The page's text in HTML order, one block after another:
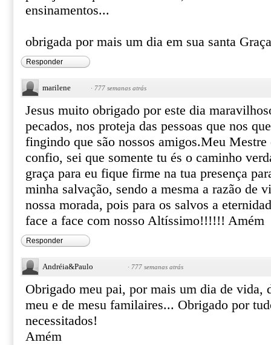
ensinamentos...
obrigada por mais um dia em sua santa
Responder
marilene · 777 semanas atrás
Jesus muito obrigado por este dia
pecados, nos proteja das pessoas que nos
fingindo que são nossos amigos.Meu
confio, sei que somente tu és o caminho
graça para eu fique firme na tua presença
minha salvação, sendo a mesma a razão de
nossa morada, pois para os salvos a
face a face com nosso Altíssimo!!!!!! Amém
Responder
Andréia&Paulo · 777 semanas atrás
Obrigado meu pai, por mais um dia de vida,
meu e de mesu familaires... Obrigado por
necessitados!
Amém